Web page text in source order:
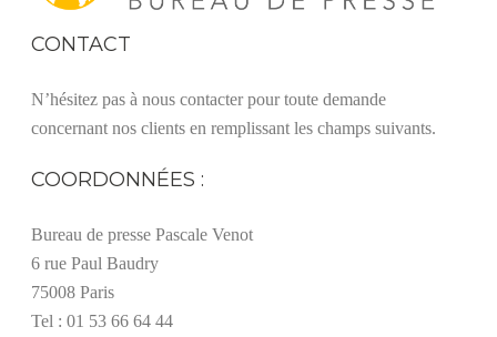
CONTACT
N’hésitez pas à nous contacter pour toute demande
concernant nos clients en remplissant les champs suivants.
COORDONNÉES :
Bureau de presse Pascale Venot
6 rue Paul Baudry
75008 Paris
Tel : 01 53 66 64 44